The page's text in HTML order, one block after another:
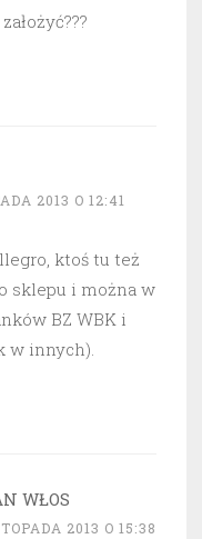
2013 O 12:41
ktoś tu też
sklepu i można w
BZ WBK i
w innych).
WŁOS
2013 O 15:38